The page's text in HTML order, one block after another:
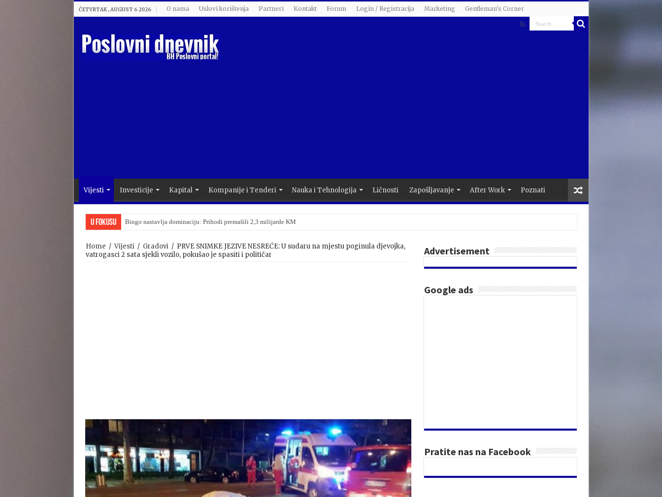
ČETVRTAK , AUGUST 6 2026 O nama Uslovi korištenja Partneri Kontakt Forum Login / Registracija Marketing Gentleman's Corner
Vijesti Investicije Kapital Kompanije i Tenderi Nauka i Tehnologija Ličnosti Zapošljavanje After Work Poznati
U Fokusu Bingo nastavlja dominaciju: Prihodi premašili 2,3 milijarde KM
Viktor Orban upravo priznao poraz na parlamentarnim izborima u Mađarskoj
Home / Vijesti / Gradovi / PRVE SNIMKE JEZIVE NESREĆE: U sudaru na mjestu poginula djevojka,
vatrogasci 2 sata sjekli vozilo, pokušao je spasiti i političar
Advertisement
Google ads
Pratite nas na Facebook